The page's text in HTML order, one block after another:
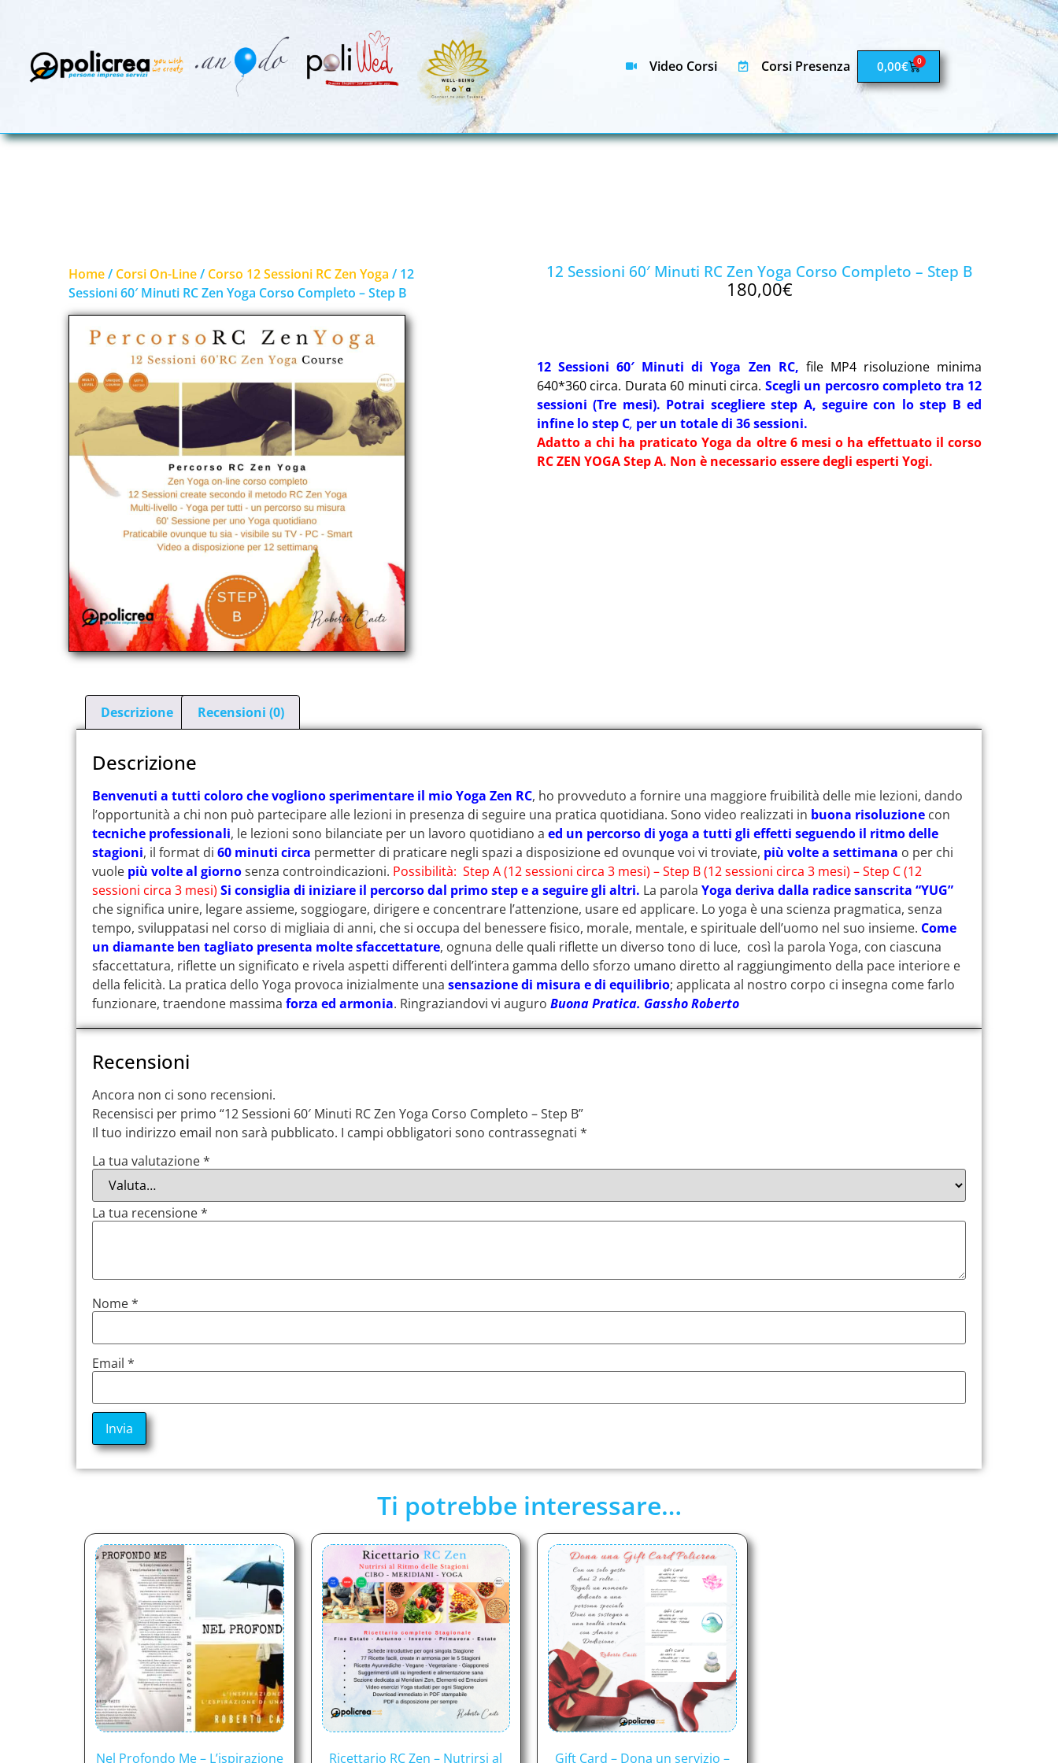
Video Corsi Corsi Presenza 0,00€ 0
Home/ Corsi On-Line/ Corso 12 Sessioni RC Zen Yoga / 12
Sessioni 60′ Minuti RC Zen Yoga Corso Completo – Step B
12 Sessioni 60′ Minuti RC Zen Yoga Corso Completo – Step B
180,00€
12 Sessioni 60′ Minuti di Yoga Zen RC, file MP4 risoluzione minima
640*360 circa. Durata 60 minuti circa. Scegli un percosro completo tra 12
sessioni (Tre mesi). Potrai scegliere step A, seguire con lo step B ed
infine lo step C, per un totale di 36 sessioni.
Adatto a chi ha praticato Yoga da oltre 6 mesi o ha effettuato il corso
RC ZEN YOGA Step A. Non è necessario essere degli esperti Yogi.
Descrizione Recensioni (0)
Descrizione
Benvenuti a tutti coloro che vogliono sperimentare il mio Yoga Zen RC, ho provveduto a fornire una maggiore fruibilità delle mie lezioni, dando
l’opportunità a chi non può partecipare alle lezioni in presenza di seguire una pratica quotidiana. Sono video realizzati in buona risoluzione con
tecniche professionali, le lezioni sono bilanciate per un lavoro quotidiano a ed un percorso di yoga a tutti gli effetti seguendo il ritmo delle
stagioni, il format di 60 minuti circa permetter di praticare negli spazi a disposizione ed ovunque voi vi troviate, più volte a settimana o per chi
vuole più volte al giornosenza controindicazioni. Possibilità: Step A (12 sessioni circa 3 mesi) – Step B (12 sessioni circa 3 mesi) – Step C (12
sessioni circa 3 mesi) Si consiglia di iniziare il percorso dal primo step e a seguire gli altri. La parola Yoga deriva dalla radice sanscrita “YUG”
che significa unire, legare assieme, soggiogare, dirigere e concentrare l’attenzione, usare ed applicare. Lo yoga è una scienza pragmatica, senza
tempo, sviluppatasi nel corso di migliaia di anni, che si occupa del benessere fisico, morale, mentale, e spirituale dell’uomo nel suo insieme. Come
un diamante ben tagliato presenta molte sfaccettature, ognuna delle quali riflette un diverso tono di luce, così la parola Yoga, con ciascuna
sfaccettatura, riflette un significato e rivela aspetti differenti dell’intera gamma dello sforzo umano diretto al raggiungimento della pace interiore e
della felicità. La pratica dello Yoga provoca inizialmente una sensazione di misura e di equilibrio; applicata al nostro corpo ci insegna come farlo
funzionare, traendone massima forza ed armonia. Ringraziandovi vi auguro Buona Pratica. Gassho Roberto
Recensioni
Ancora non ci sono recensioni.
Recensisci per primo “12 Sessioni 60′ Minuti RC Zen Yoga Corso Completo – Step B”
Il tuo indirizzo email non sarà pubblicato. I campi obbligatori sono contrassegnati *
La tua valutazione*
La tua recensione*
Nome*
Email *
Ti potrebbe interessare…
Nel Profondo Me – L’ispirazione Ricettario RC Zen – Nutrirsi al Gift Card – Dona un servizio –